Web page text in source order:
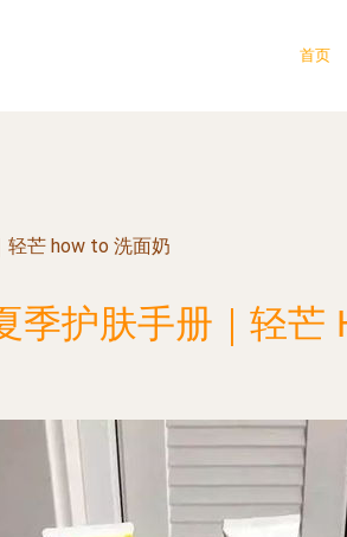
首页
轻芒 how to 洗面奶
季护肤手册｜轻芒